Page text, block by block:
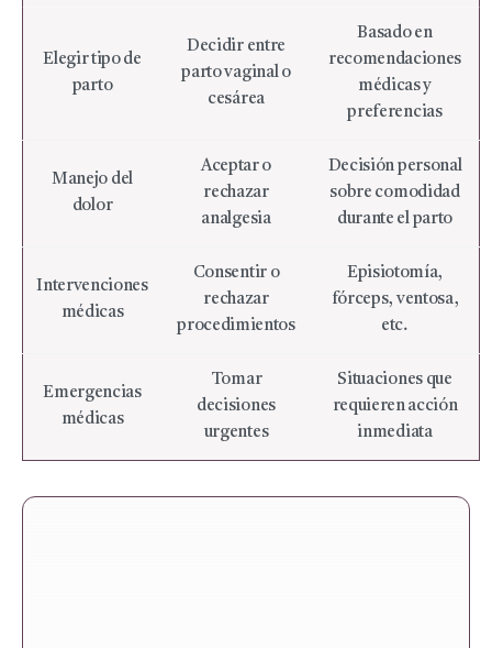
Elegir tipo de
parto
Decidir entre
parto vaginal o
cesárea
Basado en
recomendaciones
médicas y
preferencias
Manejo del
dolor
Aceptar o
rechazar
analgesia
Decisión personal
sobre comodidad
durante el parto
Intervenciones
médicas
Consentir o
rechazar
procedimientos
Episiotomía,
fórceps, ventosa,
etc.
Emergencias
médicas
Tomar
decisiones
urgentes
Situaciones que
requieren acción
inmediata